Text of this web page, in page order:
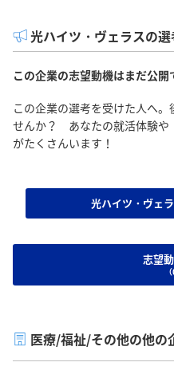
光ハイツ・ヴェラスの
この企業の志望動機はまだ公
この企業の選考を受けた人へ
せんか？ あなたの就活体験や
がたくさんいます！
光ハイツ・ヴェ
志望
医療/福祉/その他の他の